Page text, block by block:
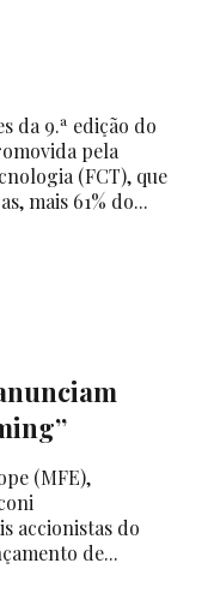
da 9.ª edição do
pela
(FCT), que
mais 61% do...
(MFE),
accionistas do
de...